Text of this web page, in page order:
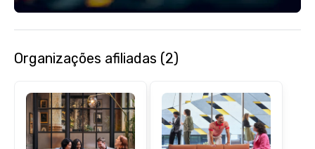
Organizações afiliadas (2)